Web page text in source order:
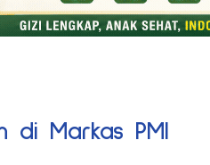
di Markas PMI